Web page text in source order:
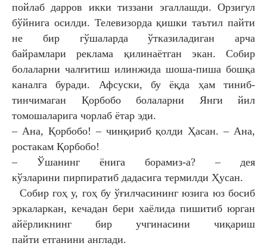
пойлаб дарров икки тиззани эгаллашди. Орзигул
бўйнига осилди. Телевизорда қишки таътил пайти
не бир гўшаларда ўтказиладиган арча
байрамлариреклама қилинаётган экан. Собир
болаларни чалғитиш илинжида шоша-пиша бошқа
каналгабуради. Афсуски, бу ёқда ҳам тиниб-
тинчимаган Қорбобо болаларни Янги йил
томошаларига чорлаб ётар эди.
– Ана, Қорбобо! – чинқириб қолди Ҳасан. – Ана,
ростакам Қорбобо!
– Ўшанинг ёнига борамиз-а? – дея
кўзларини пирпиратиб дадасига термилди Ҳусан.
Собир гоҳ у, гоҳ бу ўғилчасининг юзига юз босиб
эркаларкан, кечадан бери хаёлида пишитиб юрган
айёрликнинг бир учгинасини чиқариш
пайти етганини англади.